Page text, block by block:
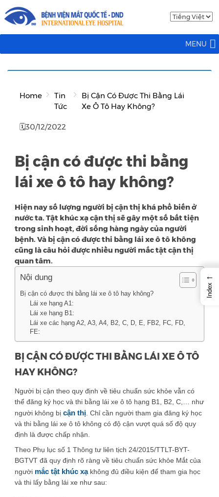
MENU
Home
Tin
Tức
Bị Cận Có Được Thi Bằng Lái
Xe Ô Tô Hay Không?
🗓30/12/2022
Bị cận có được thi bằng
lái xe ô tô hay không?
Hiện nay số lượng người bị cận thị khá phổ biến ở
nước ta. Tật khúc xạ cận thị sẽ gây một số bất tiện
trong sinh hoạt, đời sống hàng ngày của người
bệnh. Và bị cận có được thi bằng lái xe ô tô không
cũng là câu hỏi được nhiều người mắc tật cận thị
quan tâm.
Nội dung
Bị cận có được thi bằng lái xe ô tô hay không?
Lái xe hạng A1:
Lái xe hạng B1:
Lái xe các hạng A2, A3, A4, B2, C, D, E, FB2, FC, FD,
FE:
BỊ CẬN CÓ ĐƯỢC THI BẰNG LÁI XE Ô TÔ
HAY KHÔNG?
Người bị cận theo quy định về tiêu chuẩn sức khỏe vẫn có
thể đăng ký học và thi bằng lái xe ô tô hạng B1, B2, C,… như
người không bị cận thị. Chỉ cần người tham gia đăng ký học
và thi bằng lái xe ô tô không có độ cận vượt quá số độ quy
định là được chấp nhận.
Theo Phụ lục số 1 Thông tư liên tịch 24/2015/TTLT-BYT-
BGTVT đã quy định rõ ràng về tiêu chuẩn sức khỏe Mắt của
người mắc tật khúc xạkhông đủ điều kiện để tham gia học
và thi lấy bằng lái xe như sau:
←
Index